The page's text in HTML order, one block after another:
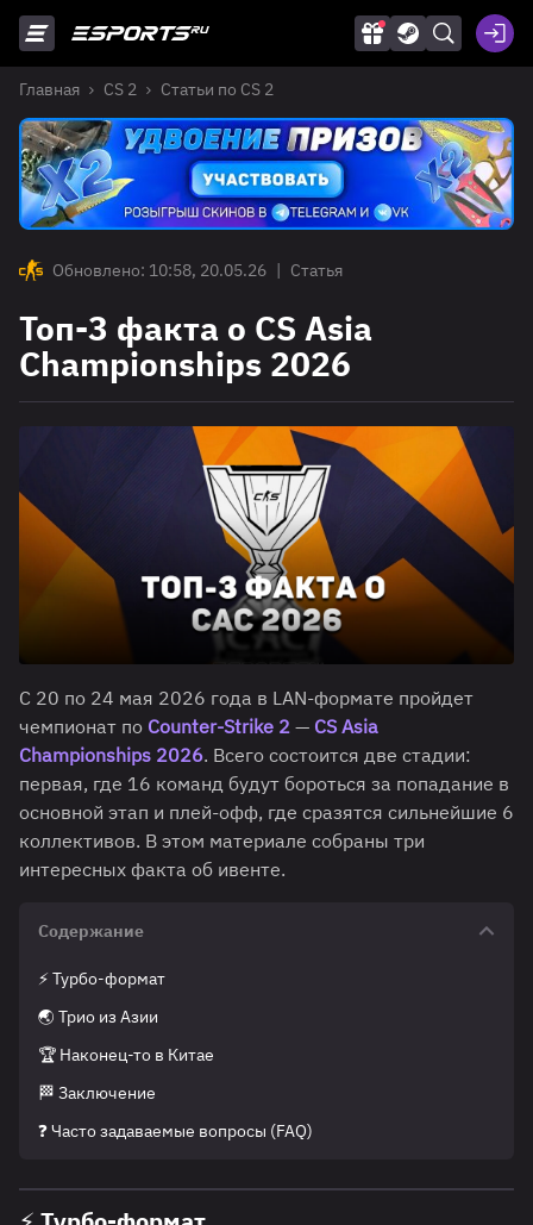
Главная CS 2 Статьи по CS 2
Обновлено: 10:58, 20.05.26 | Статья
Топ-3 факта о CS Asia
Championships 2026
С 20 по 24 мая 2026 года в LAN-формате пройдет
чемпионат по Counter-Strike 2 — CS Asia
Championships 2026. Всего состоится две стадии:
первая, где 16 команд будут бороться за попадание в
основной этап и плей-офф, где сразятся сильнейшие 6
коллективов. В этом материале собраны три
интересных факта об ивенте.
Содержание
⚡ Турбо-формат
🌏 Трио из Азии
🏆 Наконец-то в Китае
🏁 Заключение
❓ Часто задаваемые вопросы (FAQ)